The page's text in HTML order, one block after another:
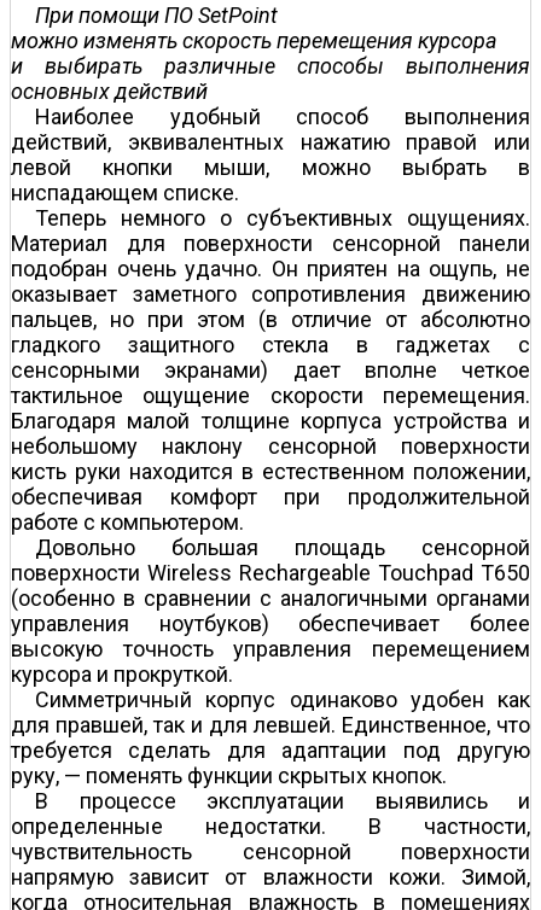
При помощи ПО SetPoint
можно изменять скорость перемещения курсора
и выбирать различные способы выполнения
основных действий
Наиболее удобный способ выполнения
действий, эквивалентных нажатию правой или
левой кнопки мыши, можно выбрать в
ниспадающем списке.
Теперь немного о субъективных ощущениях.
Материал для поверхности сенсорной панели
подобран очень удачно. Он приятен на ощупь, не
оказывает заметного сопротивления движению
пальцев, но при этом (в отличие от абсолютно
гладкого защитного стекла в гаджетах с
сенсорными экранами) дает вполне четкое
тактильное ощущение скорости перемещения.
Благодаря малой толщине корпуса устройства и
небольшому наклону сенсорной поверхности
кисть руки находится в естественном положении,
обеспечивая комфорт при продолжительной
работе с компьютером.
Довольно большая площадь сенсорной
поверхности Wireless Rechargeable Touchpad T650
(особенно в сравнении с аналогичными органами
управления ноутбуков) обеспечивает более
высокую точность управления перемещением
курсора и прокруткой.
Симметричный корпус одинаково удобен как
для правшей, так и для левшей. Единственное, что
требуется сделать для адаптации под другую
руку, — поменять функции скрытых кнопок.
В процессе эксплуатации выявились и
определенные недостатки. В частности,
чувствительность сенсорной поверхности
напрямую зависит от влажности кожи. Зимой,
когда относительная влажность в помещениях